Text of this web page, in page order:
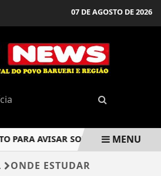
07 DE AGOSTO DE 2026
PARA AVISAR SOBRE RISCOS
MENU
ONDE ESTUDAR